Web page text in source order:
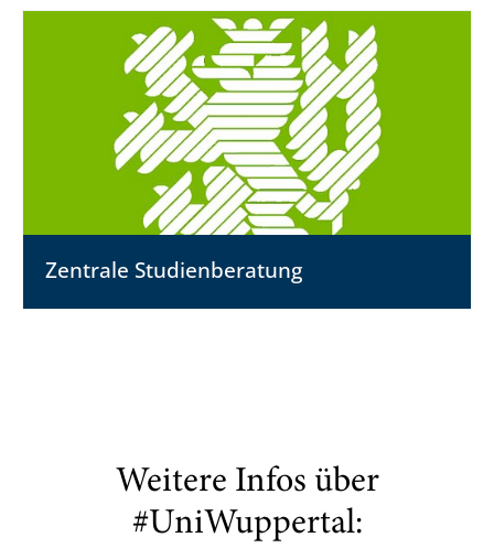
Zentrale Studienberatung
Weitere Infos über
#UniWuppertal: